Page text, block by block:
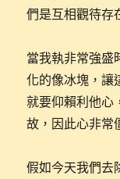
們是互相觀待存
當我執非常強盛
化的像冰塊，讓
就要仰賴利他心
故，因此心非常
假如今天我們去